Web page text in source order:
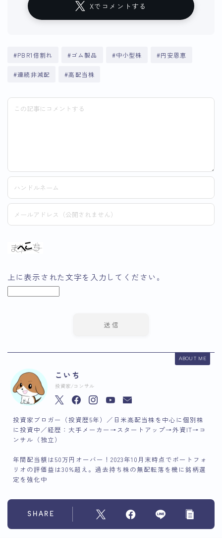
Xでコメントする
#PBR1倍割れ #ゴム製品 #中小型株 #円安恩恵
#連続非減配 #高配当株
上に表示された文字を入力してください。
ABOUT ME
こいち
投資家/コンサル
投資家ブロガー（投資歴5年）／日米高配当株を中心に個別株
に投資中／経歴：大手メーカー→スタートアップ→外資IT→コ
ンサル（独立）
年間配当額は50万円オーバー！2023年10月末時点でポートフォ
リオの評価益は30%超え。過去持ち株の無配転落を機に銘柄選
定を強化中
SHARE